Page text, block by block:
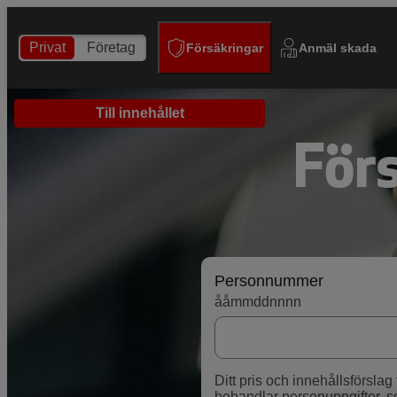
Till innehållet
Privat Företag Försäkringar Anmäl skada
Personnummer
ååmmddnnnn
Ditt pris och